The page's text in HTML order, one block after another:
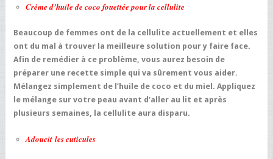
Crème d’huile de coco fouettée pour la cellulite
Beaucoup de femmes ont de la cellulite actuellement et elles
ont du mal à trouver la meilleure solution pour y faire face.
Afin de remédier à ce problème, vous aurez besoin de
préparer une recette simple qui va sûrement vous aider.
Mélangez simplement de l’huile de coco et du miel. Appliquez
le mélange sur votre peau avant d’aller au lit et après
plusieurs semaines, la cellulite aura disparu.
Adoucit les cuticules